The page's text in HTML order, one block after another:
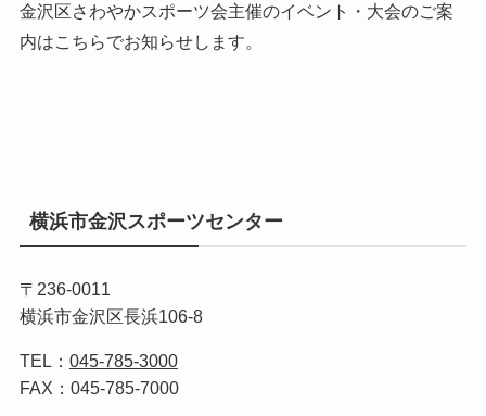
金沢区さわやかスポーツ会主催のイベント・大会のご案
内はこちらでお知らせします。
横浜市金沢スポーツセンター
〒236-0011
横浜市金沢区長浜106-8
TEL： 045-785-3000
FAX：045-785-7000